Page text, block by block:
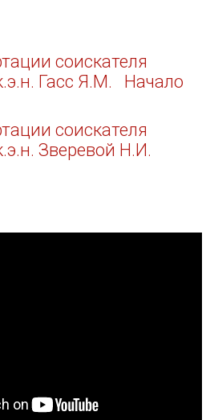
соискателя
Гасс Я.М. Начало
соискателя
Зверевой Н.И.